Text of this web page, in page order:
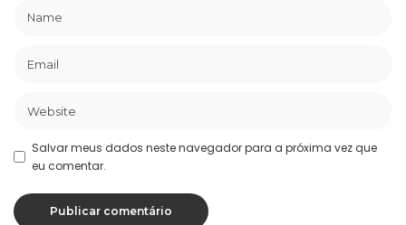
Salvar meus dados neste navegador para a próxima vez que
eu comentar.